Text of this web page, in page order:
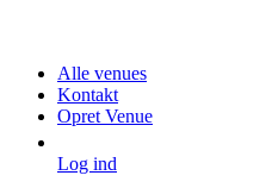
Alle venues
Kontakt
Opret Venue
Log ind